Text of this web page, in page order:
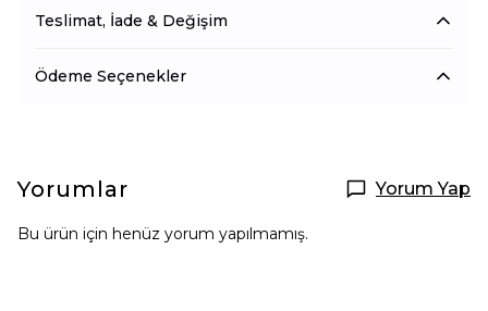
Teslimat, İade & Değişim
Ödeme Seçenekler
Yorumlar Yorum Yap
Bu ürün için henüz yorum yapılmamış.